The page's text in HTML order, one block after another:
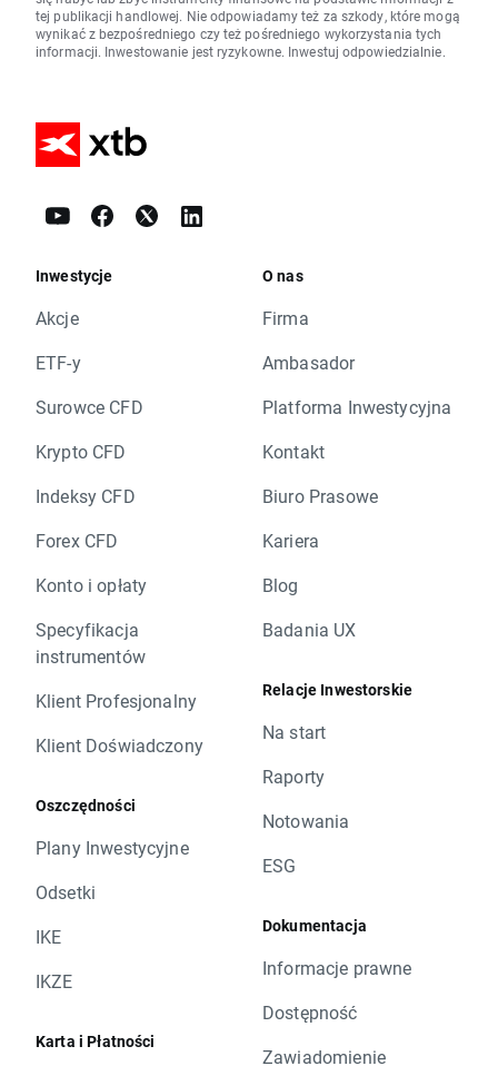
tej publikacji handlowej. Nie odpowiadamy też za szkody, które mogą
wynikać z bezpośredniego czy też pośredniego wykorzystania tych
informacji. Inwestowanie jest ryzykowne. Inwestuj odpowiedzialnie.
Inwestycje
Akcje
ETF-y
Surowce CFD
Krypto CFD
Indeksy CFD
Forex CFD
Konto i opłaty
Specyfikacja
instrumentów
Klient Profesjonalny
Klient Doświadczony
Oszczędności
Plany Inwestycyjne
Odsetki
IKE
IKZE
Karta i Płatności
O nas
Firma
Ambasador
Platforma Inwestycyjna
Kontakt
Biuro Prasowe
Kariera
Blog
Badania UX
Relacje Inwestorskie
Na start
Raporty
Notowania
ESG
Dokumentacja
Informacje prawne
Dostępność
Zawiadomienie